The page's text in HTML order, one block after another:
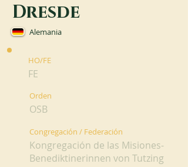
Dresde
Alemania
HO/FE
FE
Orden
OSB
Congregación / Federación
Kongregación de las Misiones-
Benediktinerinnen von Tutzing